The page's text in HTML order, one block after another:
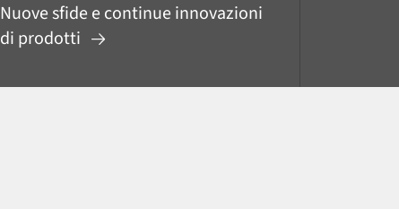
Nuove sfide e continue innovazioni
di prodotti